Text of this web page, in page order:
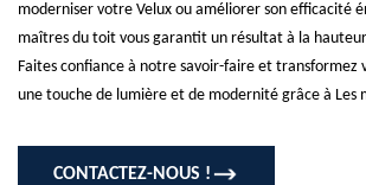
moderniser votre Velux ou améliorer son efficacité
maîtres du toit vous garantit un résultat à la
Faites confiance à notre savoir-faire et transformez
une touche de lumière et de modernité grâce à Les
CONTACTEZ-NOUS !